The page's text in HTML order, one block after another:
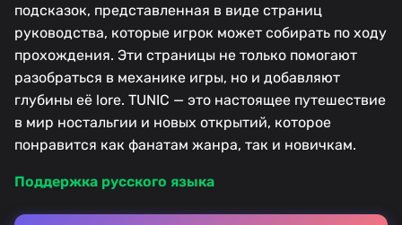
подсказок, представленная в виде страниц
руководства, которые игрок может собирать по ходу
прохождения. Эти страницы не только помогают
разобраться в механике игры, но и добавляют
глубины её lore. TUNIC — это настоящее путешествие
в мир ностальгии и новых открытий, которое
понравится как фанатам жанра, так и новичкам.
Поддержка русского языка